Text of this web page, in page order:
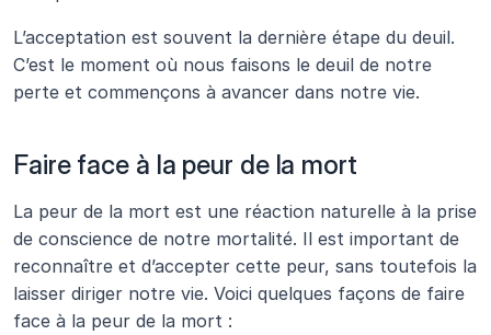
L’acceptation est souvent la dernière étape du deuil.
C’est le moment où nous faisons le deuil de notre
perte et commençons à avancer dans notre vie.
Faire face à la peur de la mort
La peur de la mort est une réaction naturelle à la prise
de conscience de notre mortalité. Il est important de
reconnaître et d’accepter cette peur, sans toutefois la
laisser diriger notre vie. Voici quelques façons de faire
face à la peur de la mort :